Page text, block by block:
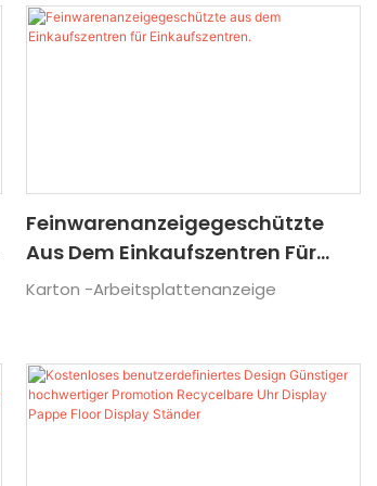
Feinwarenanzeigegeschützte
Aus Dem Einkaufszentren Für
Einkaufszentren.
Karton -Arbeitsplattenanzeige